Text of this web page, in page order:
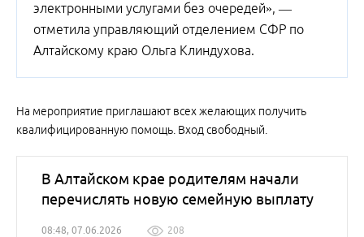
электронными услугами без очередей», —
отметила управляющий отделением СФР по
Алтайскому краю Ольга Клиндухова.
На мероприятие приглашают всех желающих получить
квалифицированную помощь. Вход свободный.
В Алтайском крае родителям начали
перечислять новую семейную выплату
08:48, 07.06.2026 208